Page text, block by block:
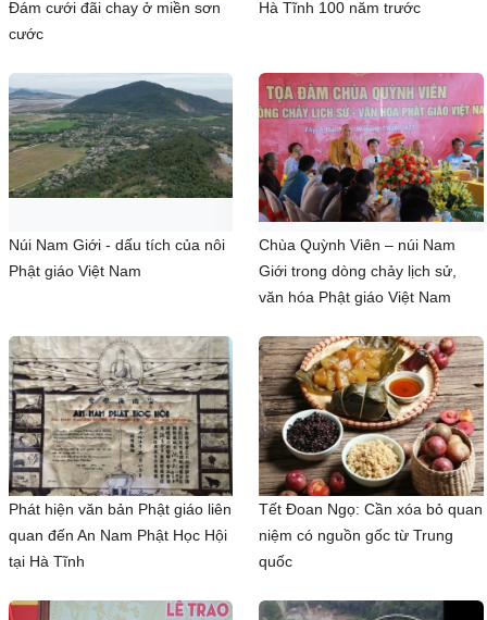
Đám cưới đãi chay ở miền sơn
cước
Hà Tĩnh 100 năm trước
Núi Nam Giới - dấu tích của nôi
Phật giáo Việt Nam
Chùa Quỳnh Viên – núi Nam
Giới trong dòng chảy lịch sử,
văn hóa Phật giáo Việt Nam
Phát hiện văn bản Phật giáo liên
quan đến An Nam Phật Học Hội
tại Hà Tĩnh
Tết Đoan Ngọ: Cần xóa bỏ quan
niệm có nguồn gốc từ Trung
quốc